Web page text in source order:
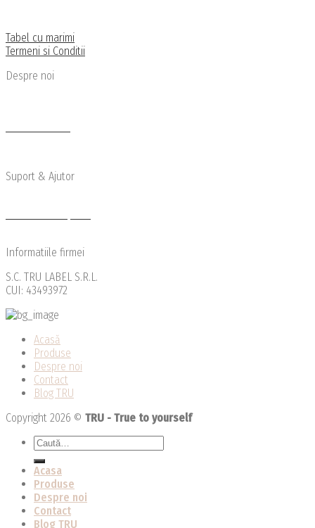
Tabel cu marimi
Termeni si Conditii
Despre noi
Suport & Ajutor
Informatiile firmei
S.C. TRU LABEL S.R.L.
CUI: 43493972
Acasă
Produse
Despre noi
Contact
Blog TRU
Copyright 2026 © TRU - True to yourself
Caută
după:
Acasa
Produse
Despre noi
Contact
Blog TRU